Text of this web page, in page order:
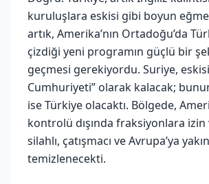
kuruluşlara eskisi gibi boyun
artık, Amerika’nın Ortadoğu’da
çizdiği yeni programın güçlü bir
geçmesi gerekiyordu. Suriye,
Cumhuriyeti” olarak kalacak;
ise Türkiye olacaktı. Bölgede,
kontrolü dışında fraksiyonlara
silahlı, çatışmacı ve Avrupa’ya
temizlenecekti.